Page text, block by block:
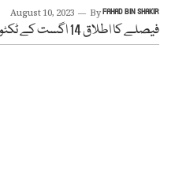
August 10, 2023 ByFAHAD BIN SHAKIR
فیصلے کا اطلاق 14 اگست کے ٹکٹوں پر ہو گا، ترجمان پی آئی اے